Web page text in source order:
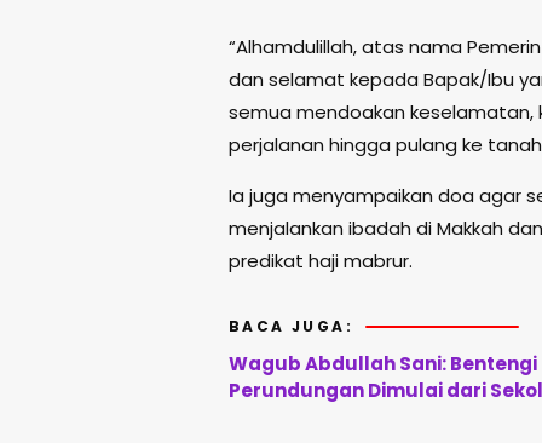
“Alhamdulillah, atas nama
dan selamat kepada Bapak/Ibu
semua mendoakan keselamatan,
perjalanan hingga pulang ke tanah
Ia juga menyampaikan doa agar
menjalankan ibadah di Makkah
predikat haji mabrur.
BACA JUGA:
Wagub Abdullah Sani: Bentengi
Perundungan Dimulai dari